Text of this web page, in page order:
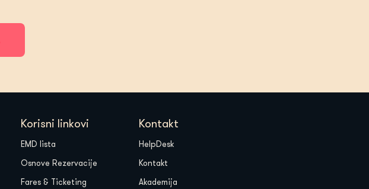
Korisni linkovi
EMD lista
Osnove Rezervacije
Fares & Ticketing
Kontakt
HelpDesk
Kontakt
Akademija